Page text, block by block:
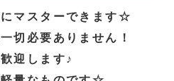
マスターできます☆
切必要ありません！
迎します♪